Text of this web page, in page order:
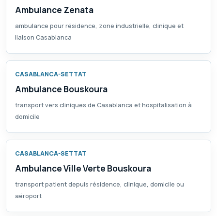
Ambulance Zenata
ambulance pour résidence, zone industrielle, clinique et
liaison Casablanca
CASABLANCA-SETTAT
Ambulance Bouskoura
transport vers cliniques de Casablanca et hospitalisation à
domicile
CASABLANCA-SETTAT
Ambulance Ville Verte Bouskoura
transport patient depuis résidence, clinique, domicile ou
aéroport